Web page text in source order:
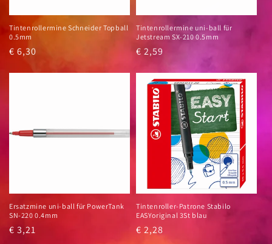
Tintenrollermine Schneider Topball
0.5mm
Normaler
€ 6,30
Tintenrollermine uni-ball für
Jetstream SX-210 0.5mm
Normaler
€ 2,59
Ersatzmine uni-ball für PowerTank
SN-220 0.4mm
Normaler
€ 3,21
Tintenroller-Patrone Stabilo
EASYoriginal 3St blau
Normaler
€ 2,28